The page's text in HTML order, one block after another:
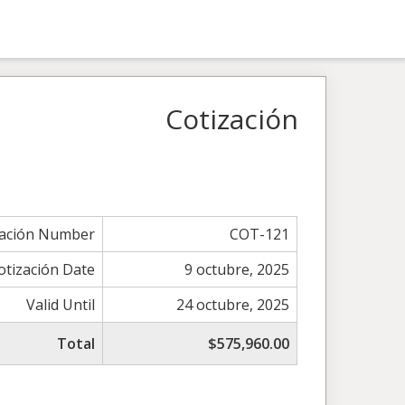
Cotización
Number
COT-121
Date
9 octubre, 2025
Valid Until
24 octubre, 2025
Total
$575,960.00